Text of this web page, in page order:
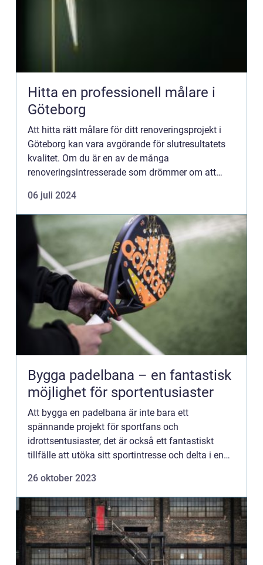
Hitta en professionell målare i
Göteborg
Att hitta rätt målare för ditt renoveringsprojekt i
Göteborg kan vara avgörande för slutresultatets
kvalitet. Om du är en av de många
renoveringsintresserade som drömmer om att
06 juli 2024
Bygga padelbana – en fantastisk
möjlighet för sportentusiaster
Att bygga en padelbana är inte bara ett
spännande projekt för sportfans och
idrottsentusiaster, det är också ett fantastiskt
tillfälle att utöka sitt sportintresse och delta i en
26 oktober 2023